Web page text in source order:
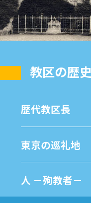
教区の歴史
歴代教区⻑
東京の巡礼地
⼈ －殉教者－